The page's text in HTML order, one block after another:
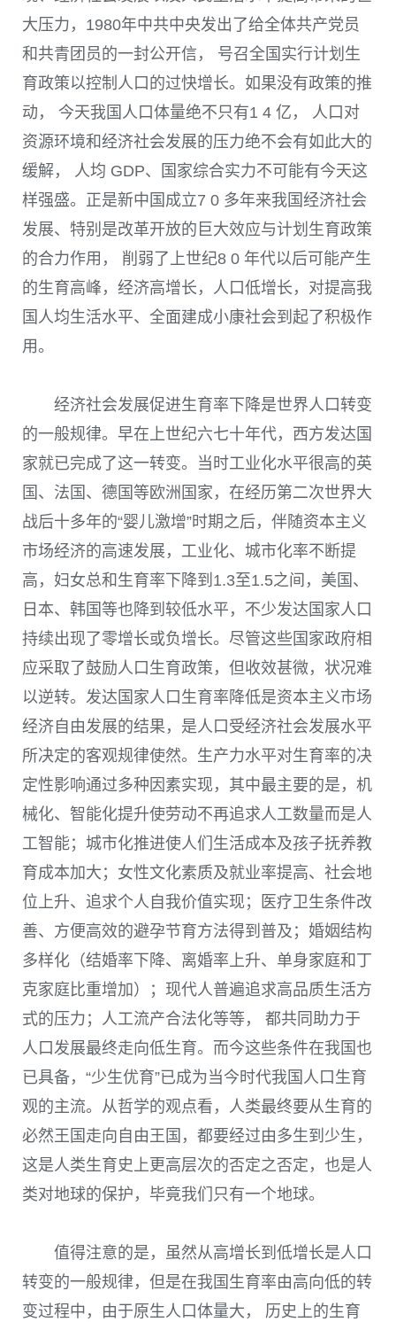
大压力， 1980年中共中央发出了给全体共产党员
和共青团员的一封公开信， 号召全国实行计划生
育政策以控制人口的过快增长。如果没有政策的推
动， 今天我国人口体量绝不只有1 4 亿， 人口对
资源环境和经济社会发展的压力绝不会有如此大的
缓解， 人均 GDP、国家综合实力不可能有今天这
样强盛。正是新中国成立7 0 多年来我国经济社会
发展、特别是改革开放的巨大效应与计划生育政策
的合力作用， 削弱了上世纪8 0 年代以后可能产生
的生育高峰，经济高增长，人口低增长，对提高我
国人均生活水平、全面建成小康社会到起了积极作
用。
经济社会发展促进生育率下降是世界人口转变
的一般规律。早在上世纪六七十年代，西方发达国
家就已完成了这一转变。当时工业化水平很高的英
国、法国、德国等欧洲国家，在经历第二次世界大
战后十多年的“婴儿激增”时期之后，伴随资本主义
市场经济的高速发展，工业化、城市化率不断提
高，妇女总和生育率下降到 1.3至1.5之间，美国、
日本、韩国等也降到较低水平，不少发达国家人口
持续出现了零增长或负增长。尽管这些国家政府相
应采取了鼓励人口生育政策，但收效甚微，状况难
以逆转。发达国家人口生育率降低是资本主义市场
经济自由发展的结果，是人口受经济社会发展水平
所决定的客观规律使然。生产力水平对生育率的决
定性影响通过多种因素实现，其中最主要的是，机
械化、智能化提升使劳动不再追求人工数量而是人
工智能；城市化推进使人们生活成本及孩子抚养教
育成本加大；女性文化素质及就业率提高、社会地
位上升、追求个人自我价值实现；医疗卫生条件改
善、方便高效的避孕节育方法得到普及；婚姻结构
多样化（结婚率下降、离婚率上升、单身家庭和丁
克家庭比重增加）；现代人普遍追求高品质生活方
式的压力；人工流产合法化等等， 都共同助力于
人口发展最终走向低生育。而今这些条件在我国也
已具备，“少生优育”已成为当今时代我国人口生育
观的主流。从哲学的观点看，人类最终要从生育的
必然王国走向自由王国，都要经过由多生到少生，
这是人类生育史上更高层次的否定之否定，也是人
类对地球的保护，毕竟我们只有一个地球。
值得注意的是，虽然从高增长到低增长是人口
转变的一般规律，但是在我国生育率由高向低的转
变过程中，由于原生人口体量大， 历史上的生育